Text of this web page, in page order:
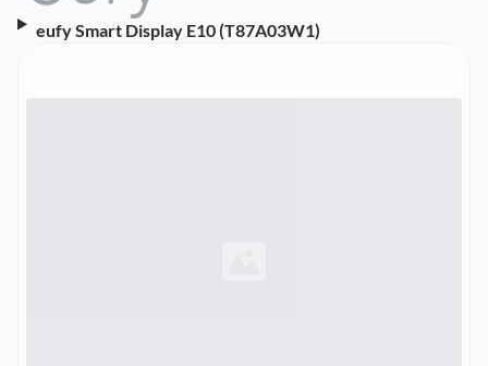
eufy Smart Display E10 (T87A03W1)